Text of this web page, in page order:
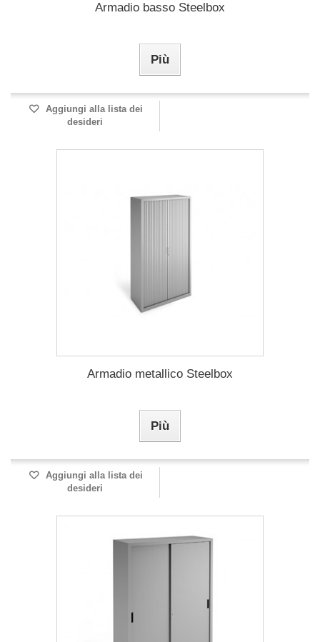
Armadio basso Steelbox
Più
Aggiungi alla lista dei
desideri
Armadio metallico Steelbox
Più
Aggiungi alla lista dei
desideri